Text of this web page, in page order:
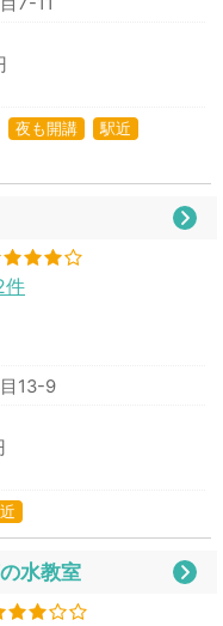
夜も開講
駅近
件
13-9
水教室